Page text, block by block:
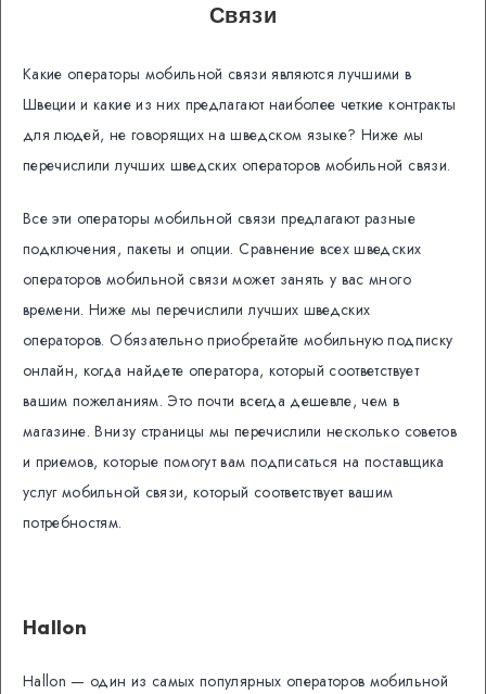
Связи
Какие операторы мобильной связи являются лучшими в
Швеции и какие из них предлагают наиболее четкие контракты
для людей, не говорящих на шведском языке?Ниже мы
перечислили лучших шведских операторов мобильной связи.
Все эти операторы мобильной связи предлагают разные
подключения, пакеты и опции. Сравнение всех шведских
операторов мобильной связи может занять у вас много
времени. Ниже мы перечислили лучших шведских
операторов. Обязательно приобретайте мобильную подписку
онлайн, когда найдете оператора, который соответствует
вашим пожеланиям. Это почти всегда дешевле, чем в
магазине. Внизу страницы мы перечислили несколько советов
и приемов, которые помогут вам подписаться на поставщика
услуг мобильной связи, который соответствует вашим
потребностям.
Hallon
Hallon — один из самых популярных операторов мобильной